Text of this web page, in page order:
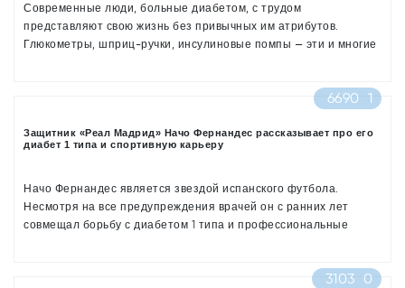
Современные люди, больные диабетом, с трудом
представляют свою жизнь без привычных им атрибутов.
Глюкометры, шприц-ручки, инсулиновые помпы — эти и многие
6690 1
Защитник «Реал Мадрид» Начо Фернандес рассказывает про его
диабет 1 типа и спортивную карьеру
Начо Фернандес является звездой испанского футбола.
Несмотря на все предупреждения врачей он с ранних лет
совмещал борьбу с диабетом 1 типа и профессиональные
У Начо Фернандеса диагностировали сахарный диабет 1 типа
3103 0